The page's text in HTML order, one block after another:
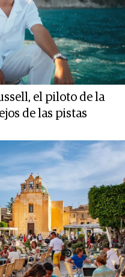
el piloto de la
de las pistas